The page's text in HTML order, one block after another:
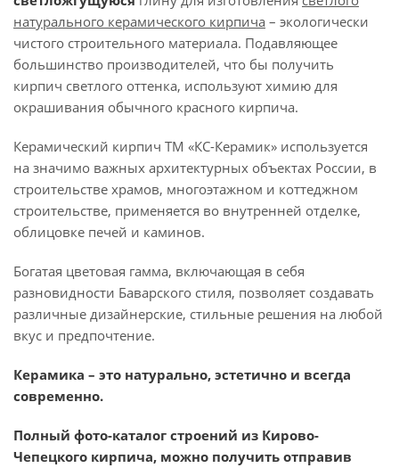
натурального керамического кирпича – экологически
чистого строительного материала. Подавляющее
большинство производителей, что бы получить
кирпич светлого оттенка, используют химию для
окрашивания обычного красного кирпича.
Керамический кирпич ТМ «КС-Керамик» используется
на значимо важных архитектурных объектах России, в
строительстве храмов, многоэтажном и коттеджном
строительстве, применяется во внутренней отделке,
облицовке печей и каминов.
Богатая цветовая гамма, включающая в себя
разновидности Баварского стиля, позволяет создавать
различные дизайнерские, стильные решения на любой
вкус и предпочтение.
Керамика – это натурально, эстетично и всегда
современно.
Полный фото-каталог строений из Кирово-
Чепецкого кирпича, можно получить отправив